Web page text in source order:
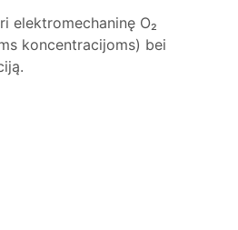
elektromechaninę O₂
koncentracijoms) bei